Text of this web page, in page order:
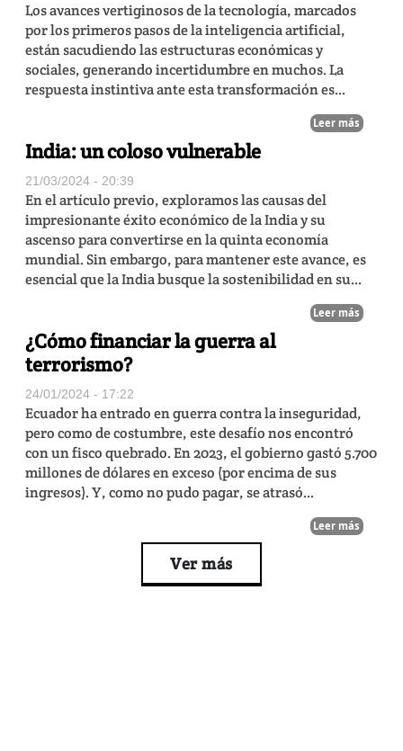
Los avances vertiginosos de la tecnología, marcados
por los primeros pasos de la inteligencia artificial,
están sacudiendo las estructuras económicas y
sociales, generando incertidumbre en muchos. La
respuesta instintiva ante esta transformación es...
Leer más
India: un coloso vulnerable
21/03/2024 - 20:39
En el artículo previo, exploramos las causas del
impresionante éxito económico de la India y su
ascenso para convertirse en la quinta economía
mundial. Sin embargo, para mantener este avance, es
esencial que la India busque la sostenibilidad en su...
Leer más
¿Cómo financiar la guerra al
terrorismo?
24/01/2024 - 17:22
Ecuador ha entrado en guerra contra la inseguridad,
pero como de costumbre, este desafío nos encontró
con un fisco quebrado. En 2023, el gobierno gastó 5.700
millones de dólares en exceso (por encima de sus
ingresos). Y, como no pudo pagar, se atrasó...
Leer más
Ver más